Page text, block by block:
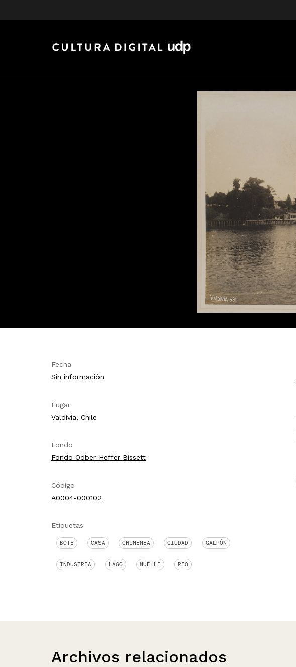
Fecha
Sin información
Lugar
Valdivia, Chile
Fondo
Fondo Odber Heffer Bissett
Código
A0004-000102
Etiquetas
BOTE CASA CHIMENEA CIUDAD GALPÓN
INDUSTRIA LAGO MUELLE RÍO
Archivos relacionados